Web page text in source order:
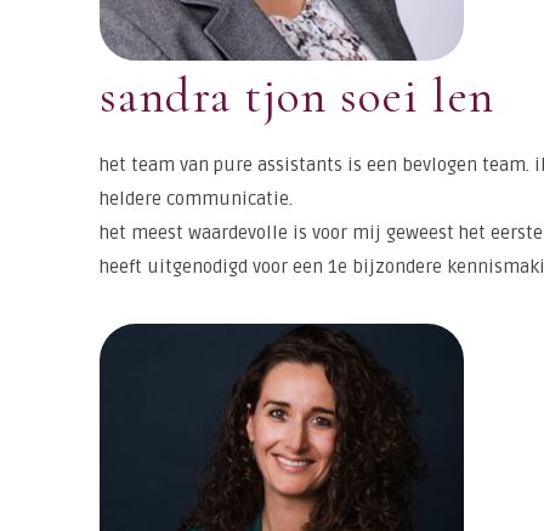
sandra tjon soei len
het team van pure assistants is een bevlogen team.
heldere communicatie.
het meest waardevolle is voor mij geweest het
heeft uitgenodigd voor een 1e bijzondere